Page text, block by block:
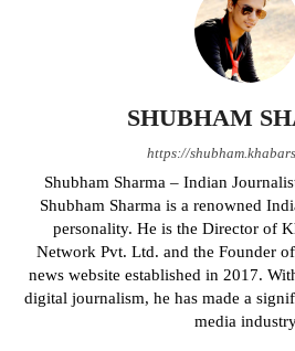
SHUBHAM
https://
Shubham Sharma – Indian
Shubham Sharma is a renowned
personality. He is the Director of
Network Pvt. Ltd. and the Founder
news website established in 2017.
digital journalism, he has made a
media